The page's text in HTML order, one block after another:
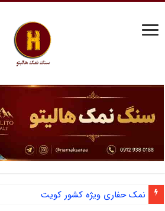
نمک حفاری ویژه کشور کویت